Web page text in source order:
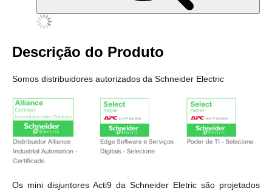
Descrição do Produto
Somos distribuidores autorizados da Schneider Electric
Os mini disjuntores Acti9 da Schneider Eletric são projetados